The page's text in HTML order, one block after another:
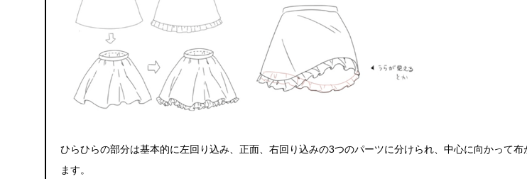
ひらひらの部分は基本的に左回り込み、正面、右回り込みの3つのパーツに分けられ、中心に向かって布
ます。